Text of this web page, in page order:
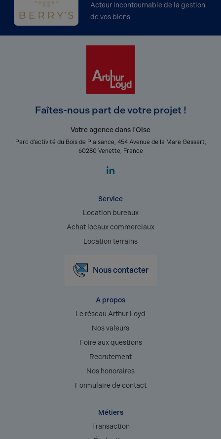
Acteur incontournable de la gestion
de vos biens
Faîtes-nous part de votre projet !
Votre agence dans l'Oise
Parc d’activité du Bois de Plaisance, 454 Avenue de la Mare Gessart,
60280 Venette, France
Service
Location bureaux
Achat locaux commerciaux
Location terrains
Nous contacter
A propos
Le réseau Arthur Loyd
Nos valeurs
Foire aux questions
Recrutement
Nos honoraires
Formulaire de contact
Métiers
Transaction